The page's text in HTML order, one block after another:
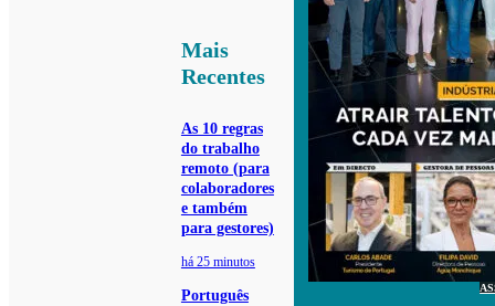
Mais
Recentes
As 10 regras
do trabalho
remoto (para
colaboradores
e também
para gestores)
há 25 minutos
Português